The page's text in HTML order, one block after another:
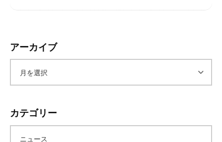
アーカイブ
カ
カテゴリー
ニュース